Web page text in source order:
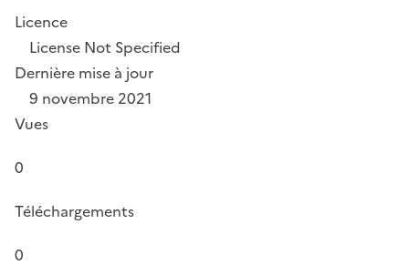
Licence
License Not Specified
Dernière mise à jour
9 novembre 2021
Vues
0
Téléchargements
0